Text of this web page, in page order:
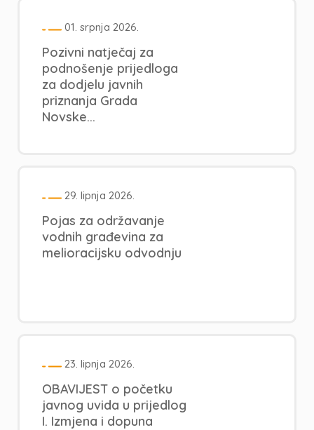
01. srpnja 2026.
Pozivni natječaj za
podnošenje prijedloga
za dodjelu javnih
priznanja Grada
Novske...
29. lipnja 2026.
Pojas za održavanje
vodnih građevina za
melioracijsku odvodnju
23. lipnja 2026.
OBAVIJEST o početku
javnog uvida u prijedlog
I. Izmjena i dopuna